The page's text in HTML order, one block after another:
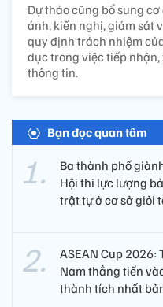
Dự thảo cũng bổ sung
ánh, kiến nghị, giám sát
quy định trách nhiệm
dục trong việc tiếp
thông tin.
Bạn đọc quan tâm
Ba thành phố
Hội thi lực lượng
trật tự ở cơ sở giỏi
ASEAN Cup 2026:
Nam thẳng tiến
thành tích nhất